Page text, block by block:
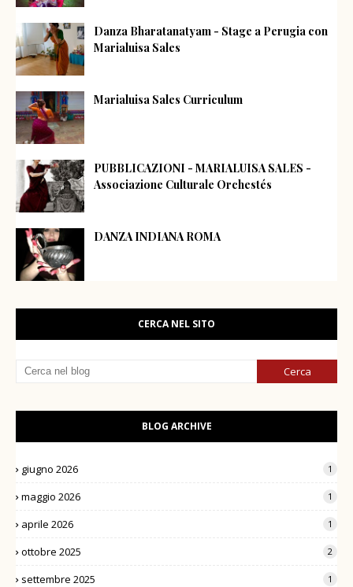
Danza Bharatanatyam - Stage a Perugia con
Marialuisa Sales
Marialuisa Sales Curriculum
PUBBLICAZIONI - MARIALUISA SALES -
Associazione Culturale Orchestés
DANZA INDIANA ROMA
CERCA NEL SITO
BLOG ARCHIVE
giugno 2026 1
maggio 2026 1
aprile 2026 1
ottobre 2025 2
settembre 2025 1